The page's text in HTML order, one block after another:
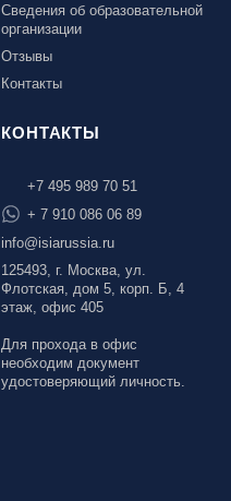
Сведения об образовательной
организации
Отзывы
Контакты
КОНТАКТЫ
+7 495 989 70 51
+ 7 910 086 06 89
info@isiarussia.ru
125493, г. Москва, ул.
Флотская, дом 5, корп. Б, 4
этаж, офис 405
Для прохода в офис
необходим документ
удостоверяющий личность.